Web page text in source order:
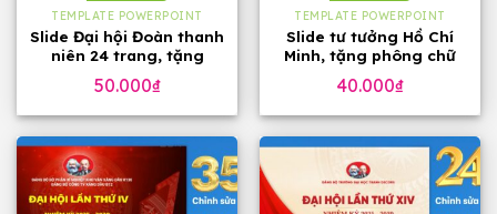
TEMPLATE POWERPOINT
Slide Đại hội Đoàn thanh
niên 24 trang, tặng
50.000₫
TEMPLATE POWERPOINT
Slide tư tưởng Hồ Chí
Minh, tặng phông chữ
40.000₫